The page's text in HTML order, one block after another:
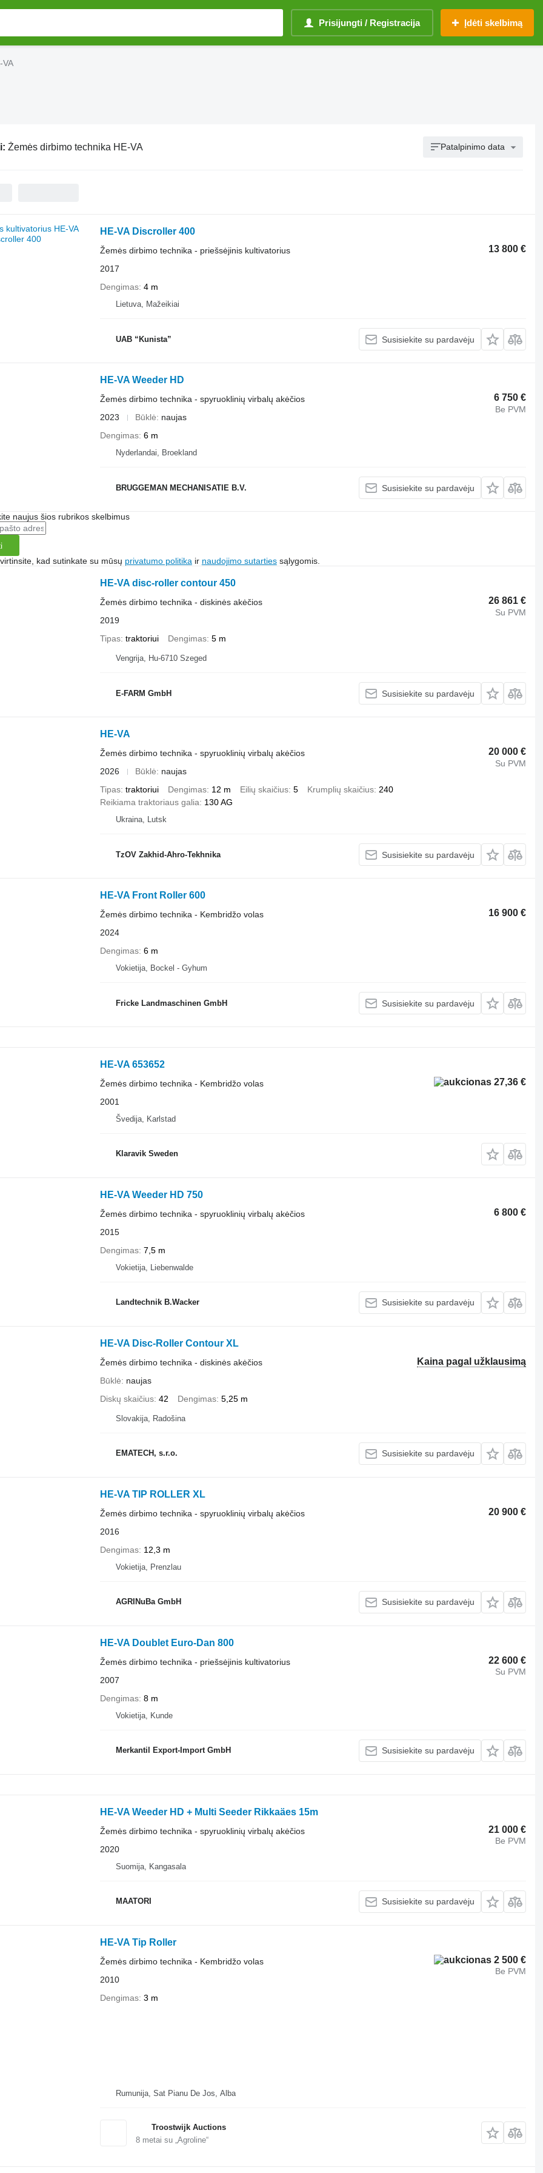
Prisijungti / Registracija Įdėti skelbimą
VA
Žemės dirbimo technika HE-VA Patalpinimo data
HE-VA Discroller 400
13 800 €
Žemės dirbimo technika - priešsėjinis kultivatorius
2017
Dengimas 4 m
Lietuva, Mažeikiai
UAB “Kunista” Susisiekite su pardavėju
HE-VA Weeder HD
6 750 €
Be PVM
Žemės dirbimo technika - spyruoklinių virbalų akėčios
2023
Būklė
naujas
Dengimas 6 m
Nyderlandai, Broekland
BRUGGEMAN MECHANISATIE B.V. Susisiekite su pardavėju
naujus šios rubrikos skelbimus
kad sutinkate su mūsų privatumo politika ir naudojimo sutartiessąlygomis.
HE-VA disc-roller contour 450
26 861 €
Su PVM
Žemės dirbimo technika - diskinės akėčios
2019
Tipas traktoriui Dengimas 5 m
Vengrija, Hu-6710 Szeged
E-FARM GmbH Susisiekite su pardavėju
HE-VA
20 000 €
Su PVM
Žemės dirbimo technika - spyruoklinių virbalų akėčios
2026
Būklė
naujas
Tipas traktoriui Dengimas 12 m Eilių skaičius 5 Krumplių skaičius 240
Reikiama traktoriaus galia
130 AG
Ukraina, Lutsk
TzOV Zakhid-Ahro-Tekhnika Susisiekite su pardavėju
HE-VA Front Roller 600
16 900 €
Žemės dirbimo technika - Kembridžo volas
2024
Dengimas 6 m
Vokietija, Bockel - Gyhum
Fricke Landmaschinen GmbH Susisiekite su pardavėju
HE-VA 653652
27,36 €
Žemės dirbimo technika - Kembridžo volas
2001
Švedija, Karlstad
Klaravik Sweden
HE-VA Weeder HD 750
6 800 €
Žemės dirbimo technika - spyruoklinių virbalų akėčios
2015
Dengimas 7,5 m
Vokietija, Liebenwalde
Landtechnik B.Wacker Susisiekite su pardavėju
HE-VA Disc-Roller Contour XL
Kaina pagal užklausimą
Žemės dirbimo technika - diskinės akėčios
Būklė
naujas
Diskų skaičius 42 Dengimas 5,25 m
Slovakija, Radošina
EMATECH, s.r.o. Susisiekite su pardavėju
HE-VA TIP ROLLER XL
20 900 €
Žemės dirbimo technika - spyruoklinių virbalų akėčios
2016
Dengimas 12,3 m
Vokietija, Prenzlau
AGRINuBa GmbH Susisiekite su pardavėju
HE-VA Doublet Euro-Dan 800
22 600 €
Su PVM
Žemės dirbimo technika - priešsėjinis kultivatorius
2007
Dengimas 8 m
Vokietija, Kunde
Merkantil Export-Import GmbH Susisiekite su pardavėju
HE-VA Weeder HD + Multi Seeder Rikkaäes 15m
21 000 €
Be PVM
Žemės dirbimo technika - spyruoklinių virbalų akėčios
2020
Suomija, Kangasala
MAATORI Susisiekite su pardavėju
HE-VA Tip Roller
2 500 €
Be PVM
Žemės dirbimo technika - Kembridžo volas
2010
Dengimas 3 m
Rumunija, Sat Pianu De Jos, Alba
Troostwijk Auctions
8metai su „Agroline“